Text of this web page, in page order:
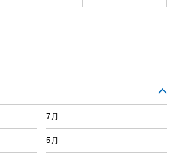
7月
5月